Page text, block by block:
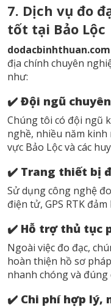
7. Dịch vụ đo
tốt tại Bảo Lộc
dodacbinhthuan.com
địa chính chuyên
như:
✔️ Đội ngũ
Chúng tôi có đội ngũ
nghề, nhiều năm
vực Bảo Lộc và các
✔️ Trang thiết bị
Sử dụng công nghệ
điện tử, GPS RTK
✔️ Hỗ trợ thủ tục
Ngoài việc đo đạc,
hoàn thiện hồ sơ
nhanh chóng và đúng
✔️ Chi phí hợp lý,